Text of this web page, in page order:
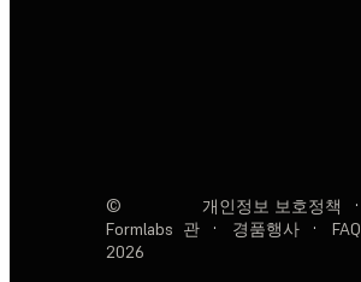
©
Formlabs
2026
개인정보 보호정책 ·
관
· 경품행사 · FAQ